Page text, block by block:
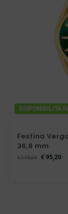
DISPONIBILITA
Festina
36,8 mm
€119,00 € 95,20